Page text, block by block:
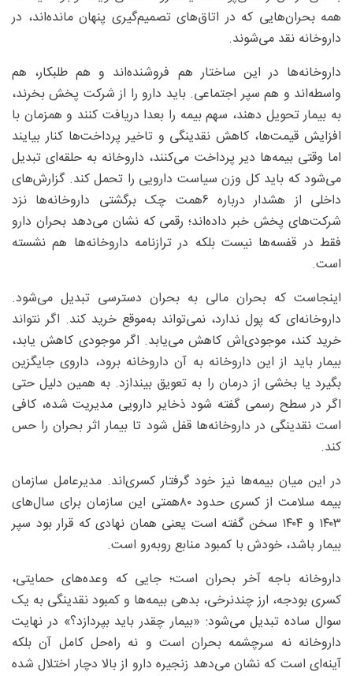
همه بحران‌هایی که در اتاق‌های تصمیم‌گیری پنهان مانده‌اند، در
داروخانه نقد می‌شوند.
داروخانه‌ها در این ساختار هم فروشنده‌اند و هم طلبکار، هم
واسطه‌اند و هم سپر اجتماعی. باید دارو را از شرکت پخش بخرند،
به بیمار تحویل دهند، سهم بیمه را بعدا دریافت کنند و همزمان با
افزایش قیمت‌ها، کاهش نقدینگی و تاخیر پرداخت‌ها کنار بیایند
اما وقتی بیمه‌ها دیر پرداخت می‌کنند، داروخانه به حلقه‌ای تبدیل
می‌شود که باید کل وزن سیاست دارویی را تحمل کند. گزارش‌های
داخلی از هشدار درباره ۶همت چک برگشتی داروخانه‌ها نزد
شرکت‌های پخش خبر داده‌اند؛ رقمی که نشان می‌دهد بحران دارو
فقط در قفسه‌ها نیست بلکه در ترازنامه داروخانه‌ها هم نشسته
است.
اینجاست که بحران مالی به بحران دسترسی تبدیل می‌شود.
داروخانه‌ای که پول ندارد، نمی‌تواند به‌موقع خرید کند. اگر نتواند
خرید کند، موجودی‌اش کاهش می‌یابد. اگر موجودی کاهش یابد،
بیمار باید از این داروخانه به آن داروخانه برود، داروی جایگزین
بگیرد یا بخشی از درمان را به تعویق بیندازد. به همین دلیل حتی
اگر در سطح رسمی گفته شود ذخایر دارویی مدیریت شده، کافی
است نقدینگی در داروخانه‌ها قفل شود تا بیمار اثر بحران را حس
کند.
در این میان بیمه‌ها نیز خود گرفتار کسری‌اند. مدیرعامل سازمان
بیمه سلامت از کسری حدود ۸۰همتی این سازمان برای سال‌های
۱۴۰۳ و ۱۴۰۴ سخن گفته است یعنی همان نهادی که قرار بود سپر
بیمار باشد، خودش با کمبود منابع روبه‌رو است.
داروخانه باجه آخر بحران است؛ جایی که وعده‌های حمایتی،
کسری بودجه، ارز چندنرخی، بدهی بیمه‌ها و کمبود نقدینگی به یک
سوال ساده تبدیل می‌شود: «بیمار چقدر باید بپردازد؟» در نهایت
داروخانه نه سرچشمه بحران است و نه راه‌حل کامل آن بلکه
آینه‌ای است که نشان می‌دهد زنجیره دارو از بالا دچار اختلال شده